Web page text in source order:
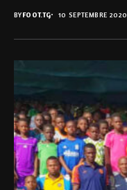
BYFOOT.TG 10 SEPTEMBRE 2020